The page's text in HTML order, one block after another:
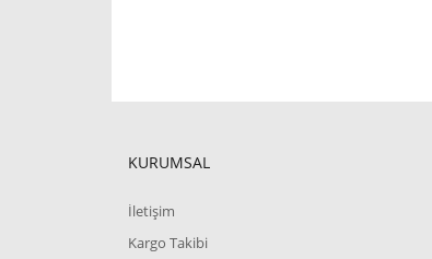
KURUMSAL
İletişim
Kargo Takibi